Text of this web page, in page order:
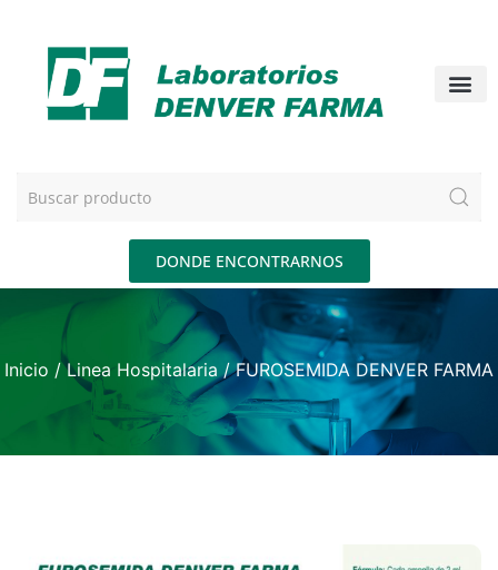
DONDE ENCONTRARNOS
Inicio /Linea Hospitalaria / FUROSEMIDA DENVER FARMA